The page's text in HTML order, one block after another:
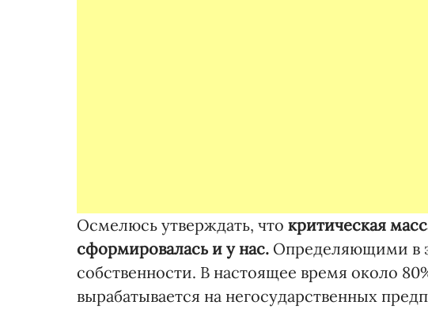
Осмелюсь утверждать, что критическая
сформировалась и у нас. Определяющими в
собственности. В настоящее время около
вырабатывается на негосударственных